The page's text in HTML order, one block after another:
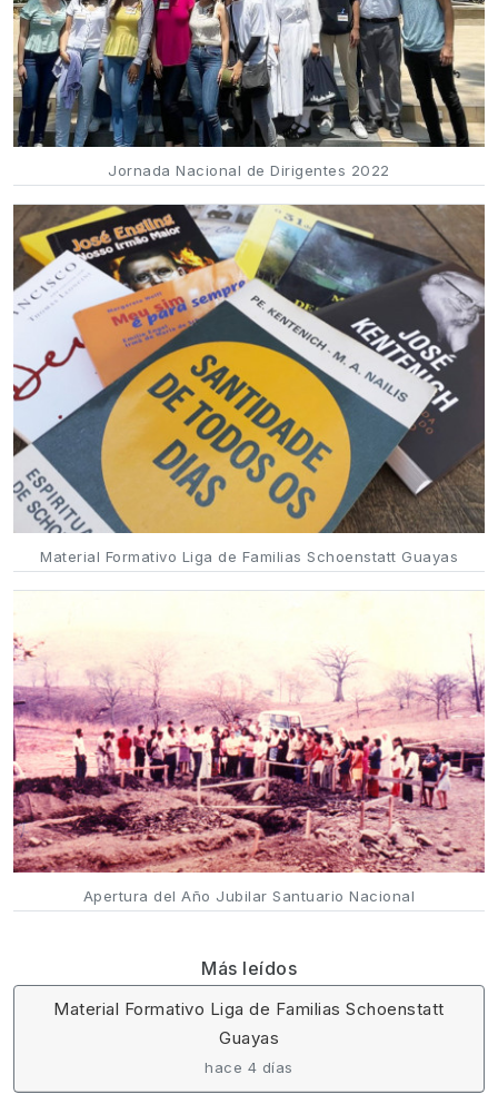
Jornada Nacional de Dirigentes 2022
Material Formativo Liga de Familias Schoenstatt Guayas
Apertura del Año Jubilar Santuario Nacional
Más leídos
Material Formativo Liga de Familias Schoenstatt
Guayas
hace 4 días